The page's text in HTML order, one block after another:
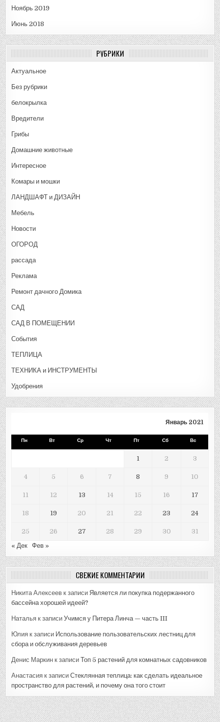
Ноябрь 2019
Июнь 2018
РУБРИКИ
Актуальное
Без рубрики
белокрылка
Вредители
Грибы
Домашние животные
Интересное
Комары и мошки
ЛАНДШАФТ и ДИЗАЙН
Мебель
Новости
ОГОРОД
рассада
Реклама
Ремонт дачного Домика
САД
САД В ПОМЕЩЕНИИ
События
ТЕПЛИЦА
ТЕХНИКА и ИНСТРУМЕНТЫ
Удобрения
Январь 2021
Пн Вт Ср Чт Пт Сб Вс
1 2 3
4 5 6 7 8 9 10
11 12 13 14 15 16 17
18 19 20 21 22 23 24
25 26 27 28 29 30
31
« Дек
Фев »
СВЕЖИЕ КОММЕНТАРИИ
Никита Алексеев к записи Является ли покупка подержанного
бассейна хорошей идеей?
Наталья к записиУчимся у Питера Линча — часть III
Юлия к записи Использование пользовательских лестниц для
сбора и обслуживания деревьев
Денис Маркин к записиТоп 5 растений для комнатных садовников
Анастасия к записиСтеклянная теплица: как сделать идеальное
пространство для растений, и почему она того стоит